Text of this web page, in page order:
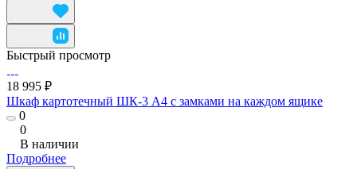
Быстрый просмотр
18 995 ₽
Шкаф картотечный ШК-3 А4 с замками на каждом ящике
0
0
В наличии
Подробнее